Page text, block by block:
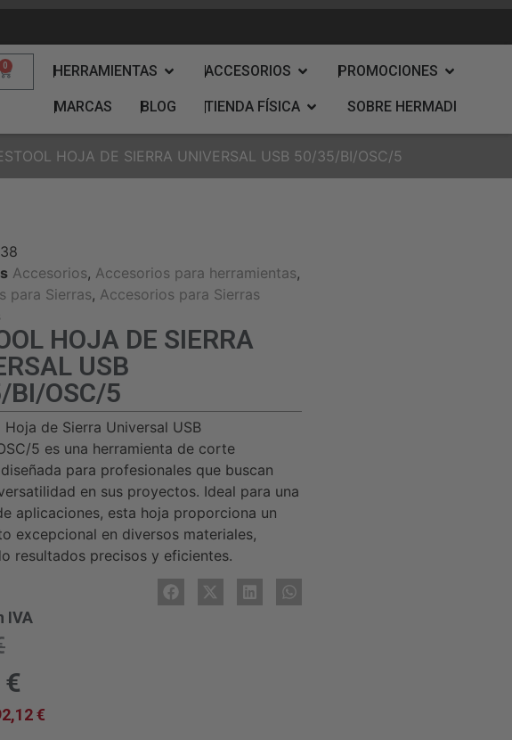
0 HERRAMIENTAS ACCESORIOS PROMOCIONES
MARCAS BLOG TIENDA FÍSICA SOBRE HERMADI
HOJA DE SIERRA UNIVERSAL USB 50/35/BI/OSC/5
Accesorios, Accesorios para herramientas,
para Sierras, Accesorios para Sierras
HOJA DE SIERRA
USB
OSC/5
Hoja de Sierra Universal USB
5 es una herramienta de corte
para profesionales que buscan
en sus proyectos. Ideal para una
aplicaciones, esta hoja proporciona un
excepcional en diversos materiales,
resultados precisos y eficientes.
IVA
€
€